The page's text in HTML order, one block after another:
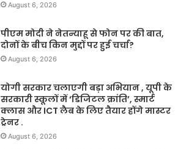
August 6, 2026
पीएम मोदी ने नेतन्याहू से फोन पर की बात,
दोनों के बीच किन मुद्दों पर हुई चर्चा?
August 6, 2026
योगी सरकार चलाएगी बड़ा अभियान , यूपी के
सरकारी स्कूलों में ‘डिजिटल क्रांति’, स्मार्ट
क्लास और ICT लैब के लिए तैयार होंगे मास्टर
ट्रेनर .
August 6, 2026